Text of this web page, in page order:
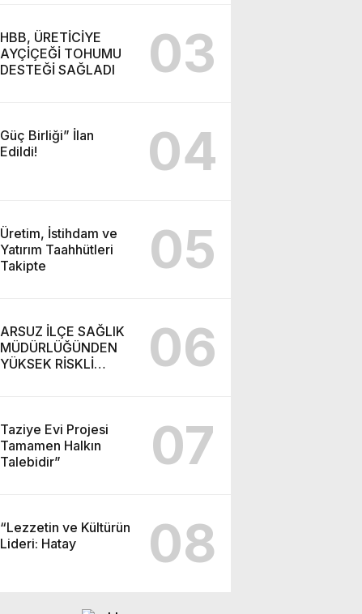
HBB, ÜRETİCİYE
AYÇİÇEĞİ TOHUMU
DESTEĞİ SAĞLADI
03
Güç Birliği” İlan
Edildi!
04
Üretim, İstihdam ve
Yatırım Taahhütleri
Takipte
05
ARSUZ İLÇE SAĞLIK
MÜDÜRLÜĞÜNDEN
YÜKSEK RİSKLİ
06
Taziye Evi Projesi
Tamamen Halkın
Talebidir”
07
“Lezzetin ve Kültürün
Lideri: Hatay
08